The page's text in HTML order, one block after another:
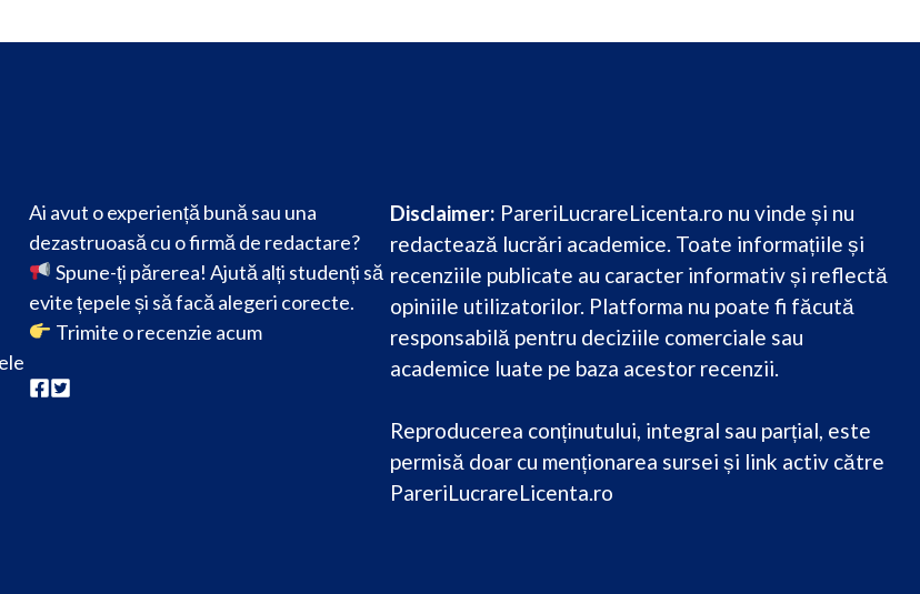
Ai avut o experiență bună sau una
dezastruoasă cu o firmă de redactare?
Spune-ți părerea! Ajută alți studenți să
evite țepele și să facă alegeri corecte.
Trimite o recenzie acum
Disclaimer: PareriLucrareLicenta.ro nu vinde și nu
redactează lucrări academice. Toate informațiile și
recenziile publicate au caracter informativ și reflectă
opiniile utilizatorilor. Platforma nu poate fi făcută
responsabilă pentru deciziile comerciale sau
academice luate pe baza acestor recenzii.
Reproducerea conținutului, integral sau parțial, este
permisă doar cu menționarea sursei și link activ către
PareriLucrareLicenta.ro